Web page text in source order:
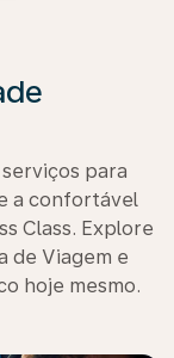
para
a confortável
Class. Explore
de Viagem e
hoje mesmo.